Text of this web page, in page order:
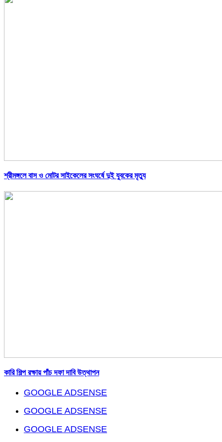
শ্রীমঙ্গলে বাস ও মোটর সাইকেলের সংঘর্ষে দুই যুবকের মৃত্যু
কারি শিল্প রক্ষায় পাঁচ দফা দাবি উত্থাপন
GOOGLE ADSENSE
GOOGLE ADSENSE
GOOGLE ADSENSE